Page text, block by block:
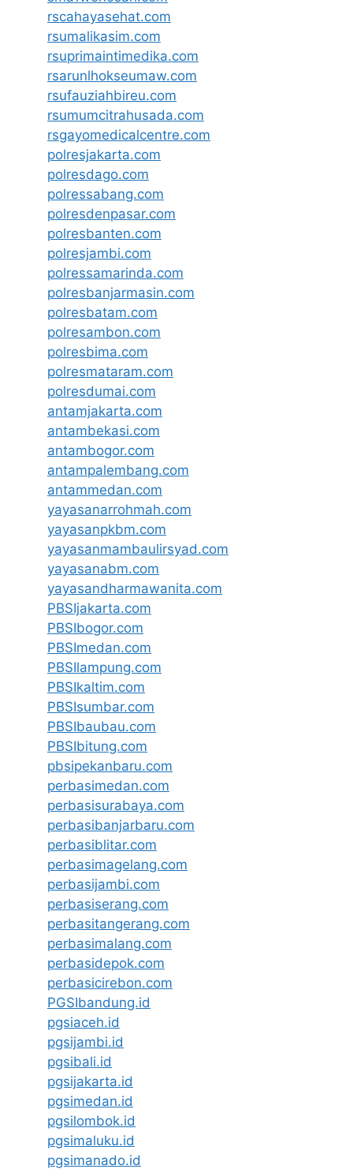
rscahayasehat.com
rsumalikasim.com
rsuprimaintimedika.com
rsarunlhokseumaw.com
rsufauziahbireu.com
rsumumcitrahusada.com
rsgayomedicalcentre.com
polresjakarta.com
polresdago.com
polressabang.com
polresdenpasar.com
polresbanten.com
polresjambi.com
polressamarinda.com
polresbanjarmasin.com
polresbatam.com
polresambon.com
polresbima.com
polresmataram.com
polresdumai.com
antamjakarta.com
antambekasi.com
antambogor.com
antampalembang.com
antammedan.com
yayasanarrohmah.com
yayasanpkbm.com
yayasanmambaulirsyad.com
yayasanabm.com
yayasandharmawanita.com
PBSIjakarta.com
PBSIbogor.com
PBSImedan.com
PBSIlampung.com
PBSIkaltim.com
PBSIsumbar.com
PBSIbaubau.com
PBSIbitung.com
pbsipekanbaru.com
perbasimedan.com
perbasisurabaya.com
perbasibanjarbaru.com
perbasiblitar.com
perbasimagelang.com
perbasijambi.com
perbasiserang.com
perbasitangerang.com
perbasimalang.com
perbasidepok.com
perbasicirebon.com
PGSIbandung.id
pgsiaceh.id
pgsijambi.id
pgsibali.id
pgsijakarta.id
pgsimedan.id
pgsilombok.id
pgsimaluku.id
pgsimanado.id